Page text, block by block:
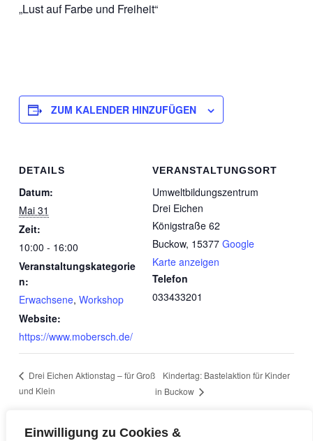
Einwilligung zu Cookies &
„Lust auf Farbe und Freiheit“
ZUM KALENDER HINZUFÜGEN
DETAILS
Datum:
Mai 31
Zeit:
10:00 - 16:00
Veranstaltungskategorie
n:
Erwachsene, Workshop
Website:
https://www.mobersch.de/
VERANSTALTUNGSORT
Umweltbildungszentrum
Drei Eichen
Königstraße 62
Buckow, 15377 Google
Karte anzeigen
Telefon
033433201
Drei Eichen Aktionstag – für Groß
und Klein
Kindertag: Bastelaktion für Kinder
in Buckow